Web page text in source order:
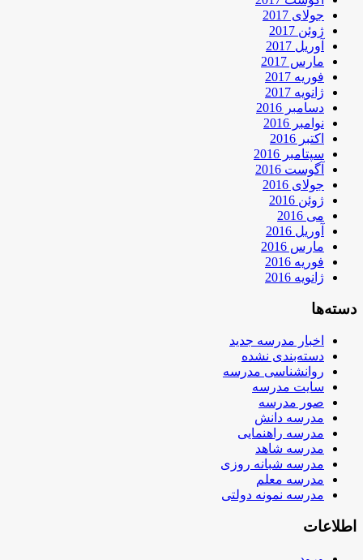
جولای 2017
ژوئن 2017
آوریل 2017
مارس 2017
فوریه 2017
ژانویه 2017
دسامبر 2016
نوامبر 2016
اکتبر 2016
سپتامبر 2016
آگوست 2016
جولای 2016
ژوئن 2016
می 2016
آوریل 2016
مارس 2016
فوریه 2016
ژانویه 2016
دسته‌ها
اخبار مدرسه جدید
دسته‌بندی نشده
روانشناسی مدرسه
سایت مدرسه
صور مدرسه
مدرسه دانش
مدرسه راهنمایی
مدرسه شاهد
مدرسه شبانه روزی
مدرسه معلم
مدرسه نمونه دولتی
اطلاعات